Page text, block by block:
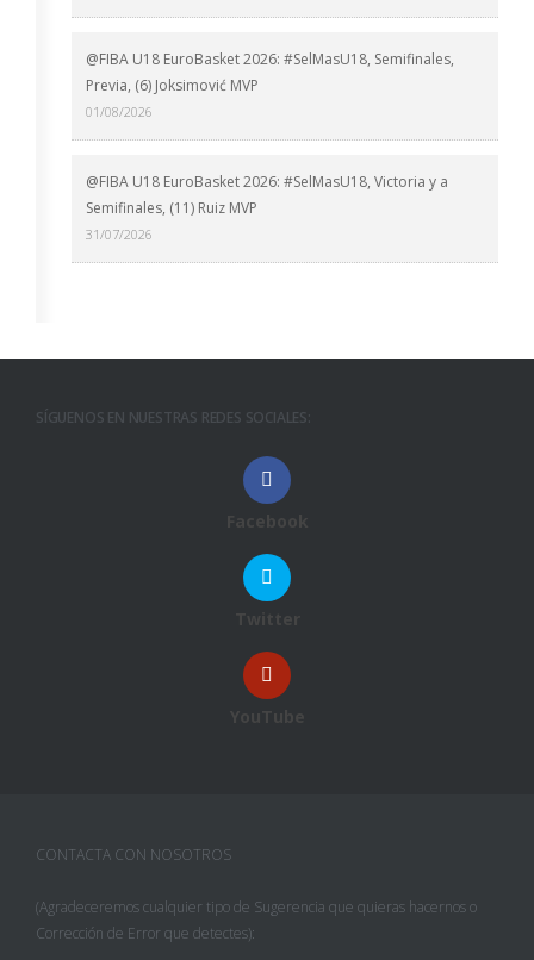
@FIBA U18 EuroBasket 2026: #SelMasU18, Semifinales,
Previa, (6) Joksimović MVP
01/08/2026
@FIBA U18 EuroBasket 2026: #SelMasU18, Victoria y a
Semifinales, (11) Ruiz MVP
31/07/2026
SÍGUENOS EN NUESTRAS REDES SOCIALES:
Facebook
Twitter
YouTube
CONTACTA CON NOSOTROS
(Agradeceremos cualquier tipo de Sugerencia que quieras hacernos o
Corrección de Error que detectes):